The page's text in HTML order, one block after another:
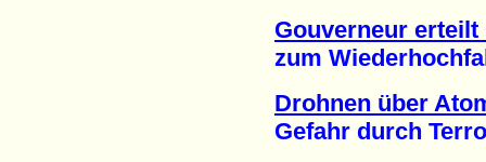
Gouverneur erteilt
zum
Drohnen über
Gefahr durch